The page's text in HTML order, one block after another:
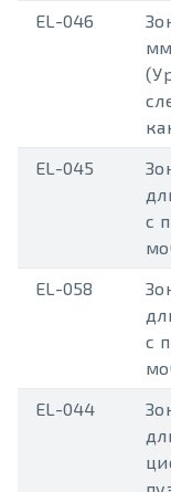
EL-046
EL-045
с
EL-058
с
EL-044